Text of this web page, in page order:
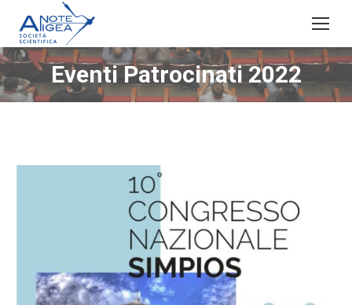
Eventi Patrocinati 2022